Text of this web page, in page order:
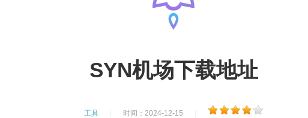
SYN机场下载地址
工具 时间：2024-12-15